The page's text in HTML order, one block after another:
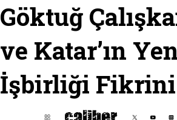
Göktuğ
ve Katar’ın
İşbirliği